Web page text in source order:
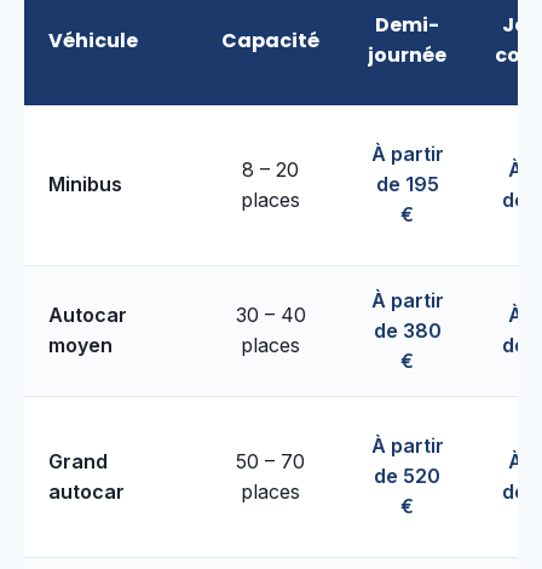
Véhicule Capacité
Demi-
journée
Minibus
8 – 20
places
À partir
de 195
€
À
de
Autocar
moyen
30 – 40
places
À partir
de 380
€
À
de
Grand
autocar
50 – 70
places
À partir
de 520
€
À
de